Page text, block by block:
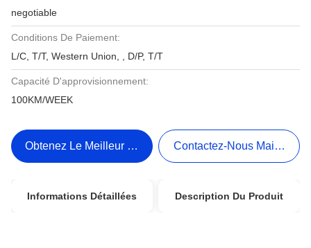
negotiable
Conditions De Paiement:
L/C, T/T, Western Union, , D/P, T/T
Capacité D'approvisionnement:
100KM/WEEK
Obtenez Le Meilleur Prix Contactez-Nous Maintenant
Informations Détaillées Description Du Produit